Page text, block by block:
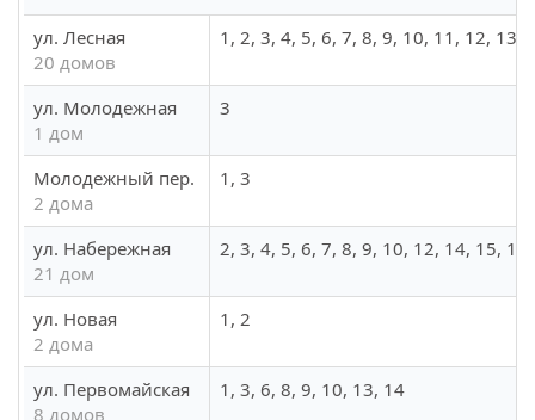
ул. Лесная
20 домов
1, 2, 3, 4, 5, 6, 7, 8, 9, 10, 11, 12, 13,
ул. Молодежная
1 дом
3
Молодежный пер.
2 дома
1, 3
ул. Набережная
21 дом
2, 3, 4, 5, 6, 7, 8, 9, 10, 12, 14, 15,
ул. Новая
2 дома
1, 2
ул. Первомайская
8 домов
1, 3, 6, 8, 9, 10, 13, 14